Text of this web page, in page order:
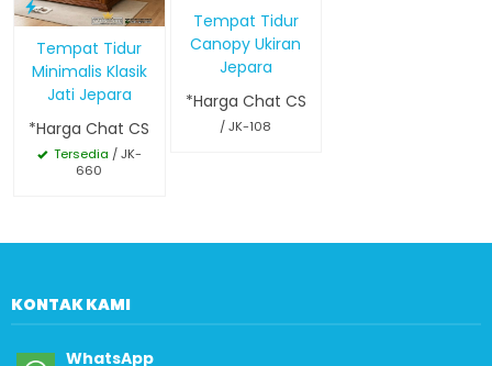
Tempat Tidur
Minimalis Klasik
Jati Jepara
*Harga Chat CS
Tersedia / JK-
660
Tempat Tidur
Canopy Ukiran
Jepara
*Harga Chat CS
/ JK-108
KONTAK KAMI
WhatsApp